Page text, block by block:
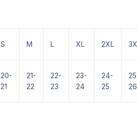
S M L XL 2XL
20-
21
21-
22
22-
23
23-
24
24-
25
26